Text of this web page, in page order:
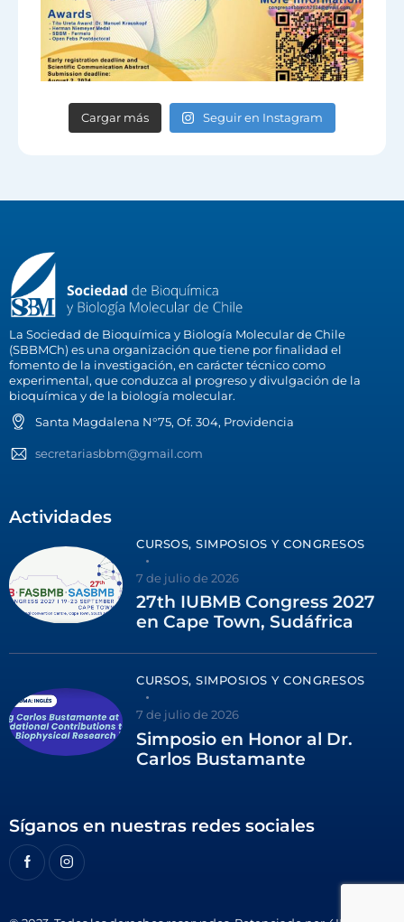
Cargar más Seguir en Instagram
La Sociedad de Bioquímica y Biología Molecular de Chile
(SBBMCh) es una organización que tiene por finalidad el
fomento de la investigación, en carácter técnico como
experimental, que conduzca al progreso y divulgación de la
bioquímica y de la biología molecular.
Santa Magdalena N°75, Of. 304, Providencia
secretariasbbm@gmail.com
Actividades
CURSOS, SIMPOSIOS Y CONGRESOS
7 de julio de 2026
27th IUBMB Congress 2027
en Cape Town, Sudáfrica
CURSOS, SIMPOSIOS Y CONGRESOS
7 de julio de 2026
Simposio en Honor al Dr.
Carlos Bustamante
Síganos en nuestras redes sociales